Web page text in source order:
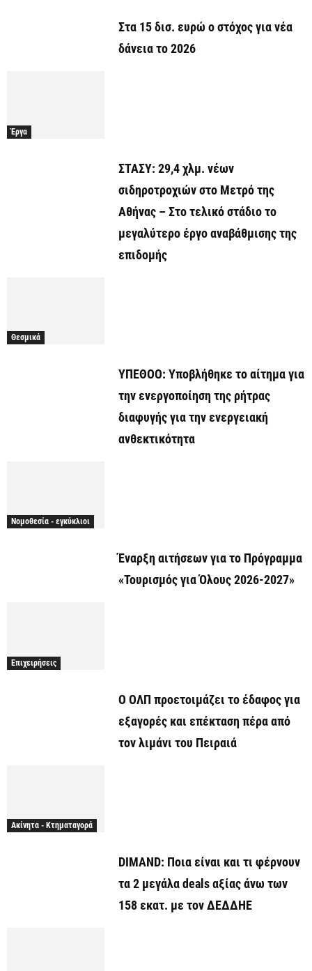
Στα 15 δισ. ευρώ ο στόχος για νέα
δάνεια το 2026
Έργα
ΣΤΑΣΥ: 29,4 χλμ. νέων
σιδηροτροχιών στο Μετρό της
Αθήνας – Στο τελικό στάδιο το
μεγαλύτερο έργο αναβάθμισης της
επιδομής
Θεσμικά
ΥΠΕΘΟΟ: Υποβλήθηκε το αίτημα για
την ενεργοποίηση της ρήτρας
διαφυγής για την ενεργειακή
ανθεκτικότητα
Νομοθεσία - εγκύκλιοι
Έναρξη αιτήσεων για το Πρόγραμμα
«Τουρισμός για Όλους 2026-2027»
Επιχειρήσεις
O ΟΛΠ προετοιμάζει το έδαφος για
εξαγορές και επέκταση πέρα από
τον λιμάνι του Πειραιά
Ακίνητα - Κτηματαγορά
DIMAND: Ποια είναι και τι φέρνουν
τα 2 μεγάλα deals αξίας άνω των
158 εκατ. με τον ΔΕΔΔΗΕ